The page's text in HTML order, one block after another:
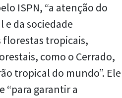
ISPN, “a atenção do
da sociedade
florestas tropicais,
como o Cerrado,
tropical do mundo”. Ele
“para garantir a